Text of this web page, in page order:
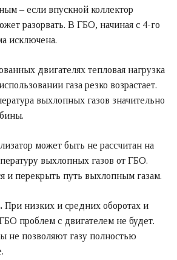
– если впускной коллектор
разорвать. В ГБО, начиная с 4-го
исключена.
двигателях тепловая нагрузка
газа резко возрастает.
выхлопных газов значительно
может быть не рассчитан на
выхлопных газов от ГБО.
и перекрыть путь выхлопным газам.
При низких и средних оборотах и
проблем с двигателем не будет.
не позволяют газу полностью